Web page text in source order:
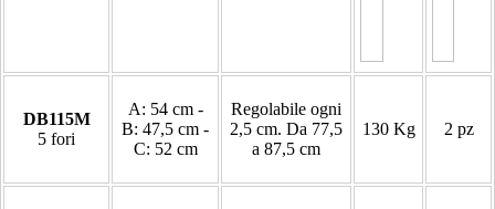
DB115M
5 fori
A: 54 cm -
B: 47,5 cm -
C: 52 cm
Regolabile ogni
2,5 cm. Da 77,5
a 87,5 cm
130 Kg 2 pz